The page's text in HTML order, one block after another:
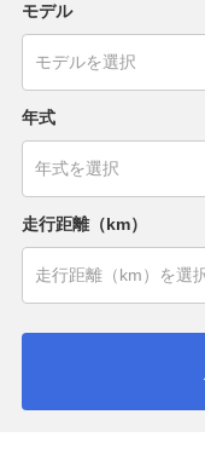
モデル
年式
走行距離（km）